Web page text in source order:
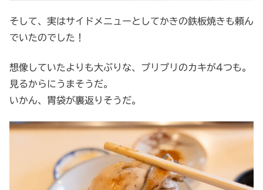
そして、実はサイドメニューとしてかきの鉄板焼きも頼ん
でいたのでした！
想像していたよりも大ぶりな、プリプリのカキが4つも。
見るからにうまそうだ。
いかん、胃袋が裏返りそうだ。